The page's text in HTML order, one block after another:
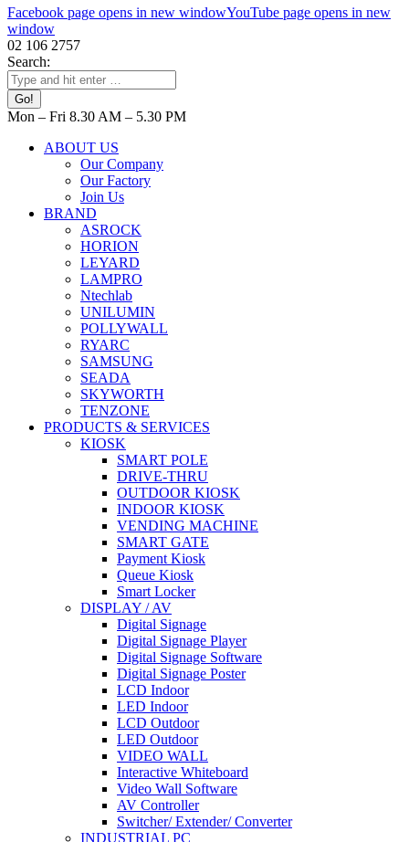
Facebook page opens in new windowYouTube page opens in new
window
02 106 2757
Search:
Mon – Fri 8.30 AM – 5.30 PM
ABOUT US
Our Company
Our Factory
Join Us
BRAND
ASROCK
HORION
LEYARD
LAMPRO
Ntechlab
UNILUMIN
POLLYWALL
RYARC
SAMSUNG
SEADA
SKYWORTH
TENZONE
PRODUCTS & SERVICES
KIOSK
SMART POLE
DRIVE-THRU
OUTDOOR KIOSK
INDOOR KIOSK
VENDING MACHINE
SMART GATE
Payment Kiosk
Queue Kiosk
Smart Locker
DISPLAY / AV
Digital Signage
Digital Signage Player
Digital Signage Software
Digital Signage Poster
LCD Indoor
LED Indoor
LCD Outdoor
LED Outdoor
VIDEO WALL
Interactive Whiteboard
Video Wall Software
AV Controller
Switcher/ Extender/ Converter
INDUSTRIAL PC